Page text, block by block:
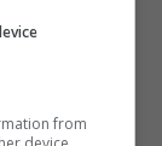
al
Ferri,
from